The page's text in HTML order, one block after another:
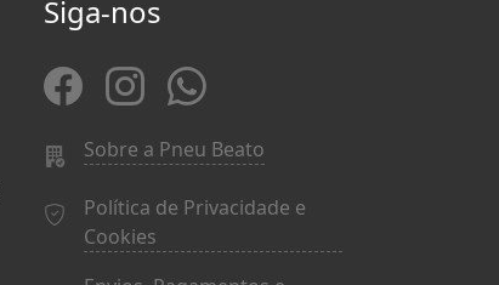
Siga-nos
Sobre a Pneu Beato
Política de Privacidade e
Cookies